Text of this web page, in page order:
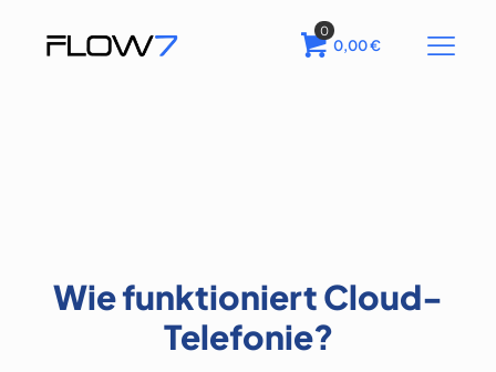
0
0,00€
Wie funktioniert Cloud-
Telefonie?